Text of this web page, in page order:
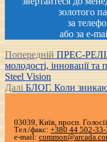
золотого
за
або за e-
Post
navigation
Попередній Попередній
запис:
ПРЕС-
молодості, інновації
Steel Vision
Далі Наступний
БЛОГ. Коли
03039, Київ, просп.
Тел./факс: +380 44 502-33-
e-mail: